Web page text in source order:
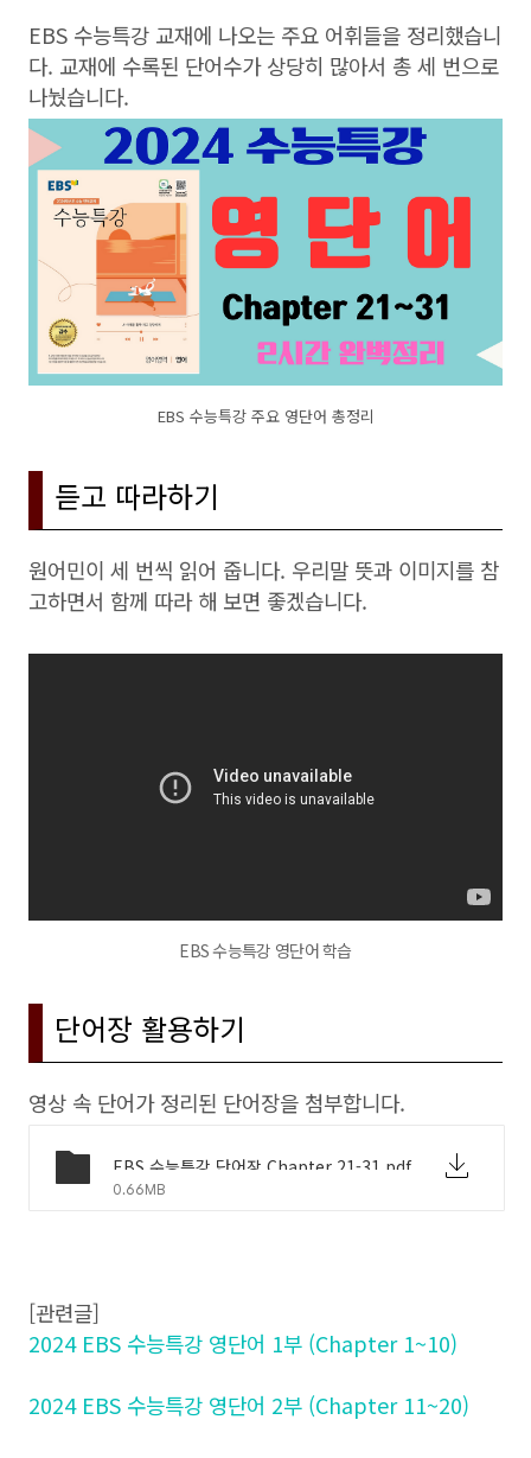
EBS 수능특강 교재에 나오는 주요 어휘들을 정리했습니
다. 교재에 수록된 단어수가 상당히 많아서 총 세 번으로
나눴습니다.
EBS 수능특강 주요 영단어 총정리
듣고 따라하기
원어민이 세 번씩 읽어 줍니다. 우리말 뜻과 이미지를 참
고하면서 함께 따라 해 보면 좋겠습니다.
EBS 수능특강 영단어 학습
단어장 활용하기
영상 속 단어가 정리된 단어장을 첨부합니다.
EBS 수능특강 단어장 Chapter 21-31.pdf
0.66MB
[관련글]
2024 EBS 수능특강 영단어 1부 (Chapter 1~10)
2024 EBS 수능특강 영단어 2부 (Chapter 11~20)